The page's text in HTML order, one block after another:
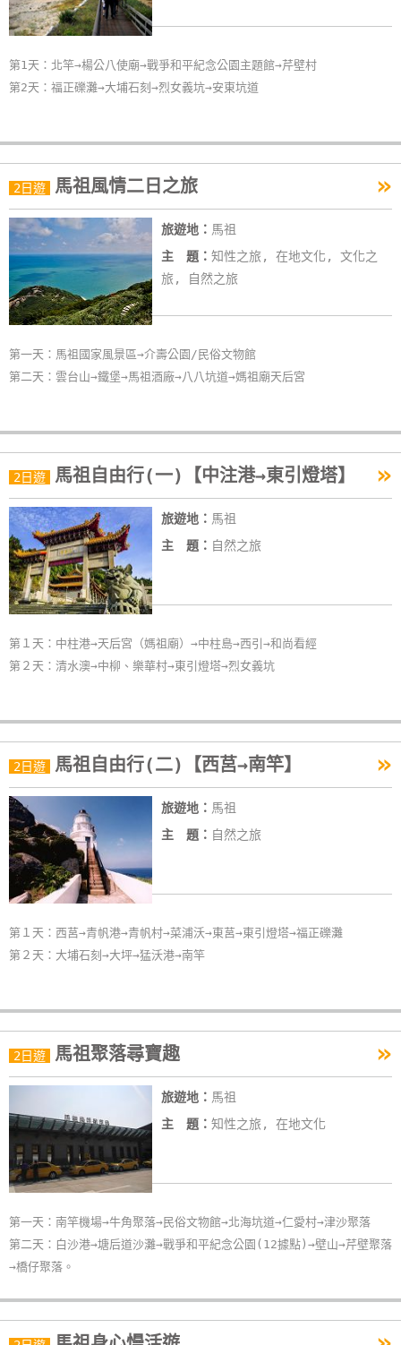
服
聯
Line
線
上
服
紅
利
查
詢
房
Q&A
國
旅
卡
訂
房
請
合
作
提
案
飯
合
作
合
作
旅
伴
計
劃
商
品
宣
傳
第1天：北竿→楊公八使廟→戰爭和平紀念公園主題館→芹壁村
第2天：福正礫灘→大埔石刻→烈女義坑→安東坑道
2日遊 馬祖風情二日之旅 »
旅遊地： 馬祖
主 題： 知性之旅, 在地文化, 文化之
旅, 自然之旅
第一天：馬祖國家風景區→介壽公園/民俗文物館
第二天：雲台山→鐵堡→馬祖酒廠→八八坑道→媽祖廟天后宮
2日遊 馬祖自由行(一)【中注港→東引燈塔】 »
旅遊地： 馬祖
主 題： 自然之旅
第１天：中柱港→天后宮（媽祖廟）→中柱島→西引→和尚看經
第２天：清水澳→中柳、樂華村→東引燈塔→烈女義坑
2日遊 馬祖自由行(二)【西莒→南竿】 »
旅遊地： 馬祖
主 題： 自然之旅
第１天：西莒→青帆港→青帆村→菜浦沃→東莒→東引燈塔→福正礫灘
第２天：大埔石刻→大坪→猛沃港→南竿
2日遊 馬祖聚落尋寶趣 »
旅遊地： 馬祖
主 題： 知性之旅, 在地文化
第一天：南竿機場→牛角聚落→民俗文物館→北海坑道→仁愛村→津沙聚落
第二天：白沙港→塘后道沙灘→戰爭和平紀念公園(12據點)→壁山→芹壁聚落
→橋仔聚落。